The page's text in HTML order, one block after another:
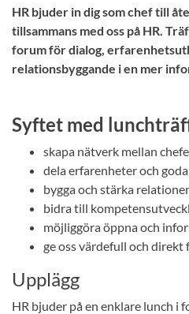
HR bjuder in dig som chef till
tillsammans med oss på HR.
forum för dialog,
relationsbyggande i en mer
Syftet med
skapa nätverk mellan
dela erfarenheter och
bygga och stärka
bidra till
möjliggöra öppna och
ge oss värdefull och direkt
Upplägg
HR bjuder på en enklare lunch i